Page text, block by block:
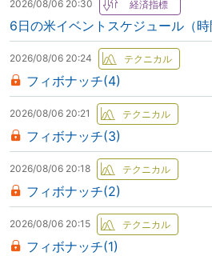
2026/08/06 20:30
6日の米イベントスケジュール（時
2026/08/06 20:24
フィボナッチ(4)
2026/08/06 20:21
フィボナッチ(3)
2026/08/06 20:18
フィボナッチ(2)
2026/08/06 20:15
フィボナッチ(1)